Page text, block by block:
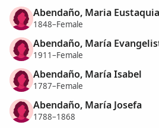
Abendaño, Maria Eustaquia
1848–Female
Abendaño, María
1911–Female
Abendaño, María Isabel
1787–Female
Abendaño, María Josefa
1788–1868